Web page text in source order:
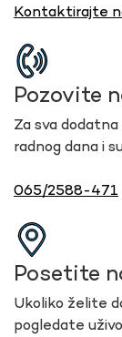
Kontaktirajte
Pozovite
Za sva
radnog dana i
065/2588-471
Posetite
Ukoliko želite
pogledate